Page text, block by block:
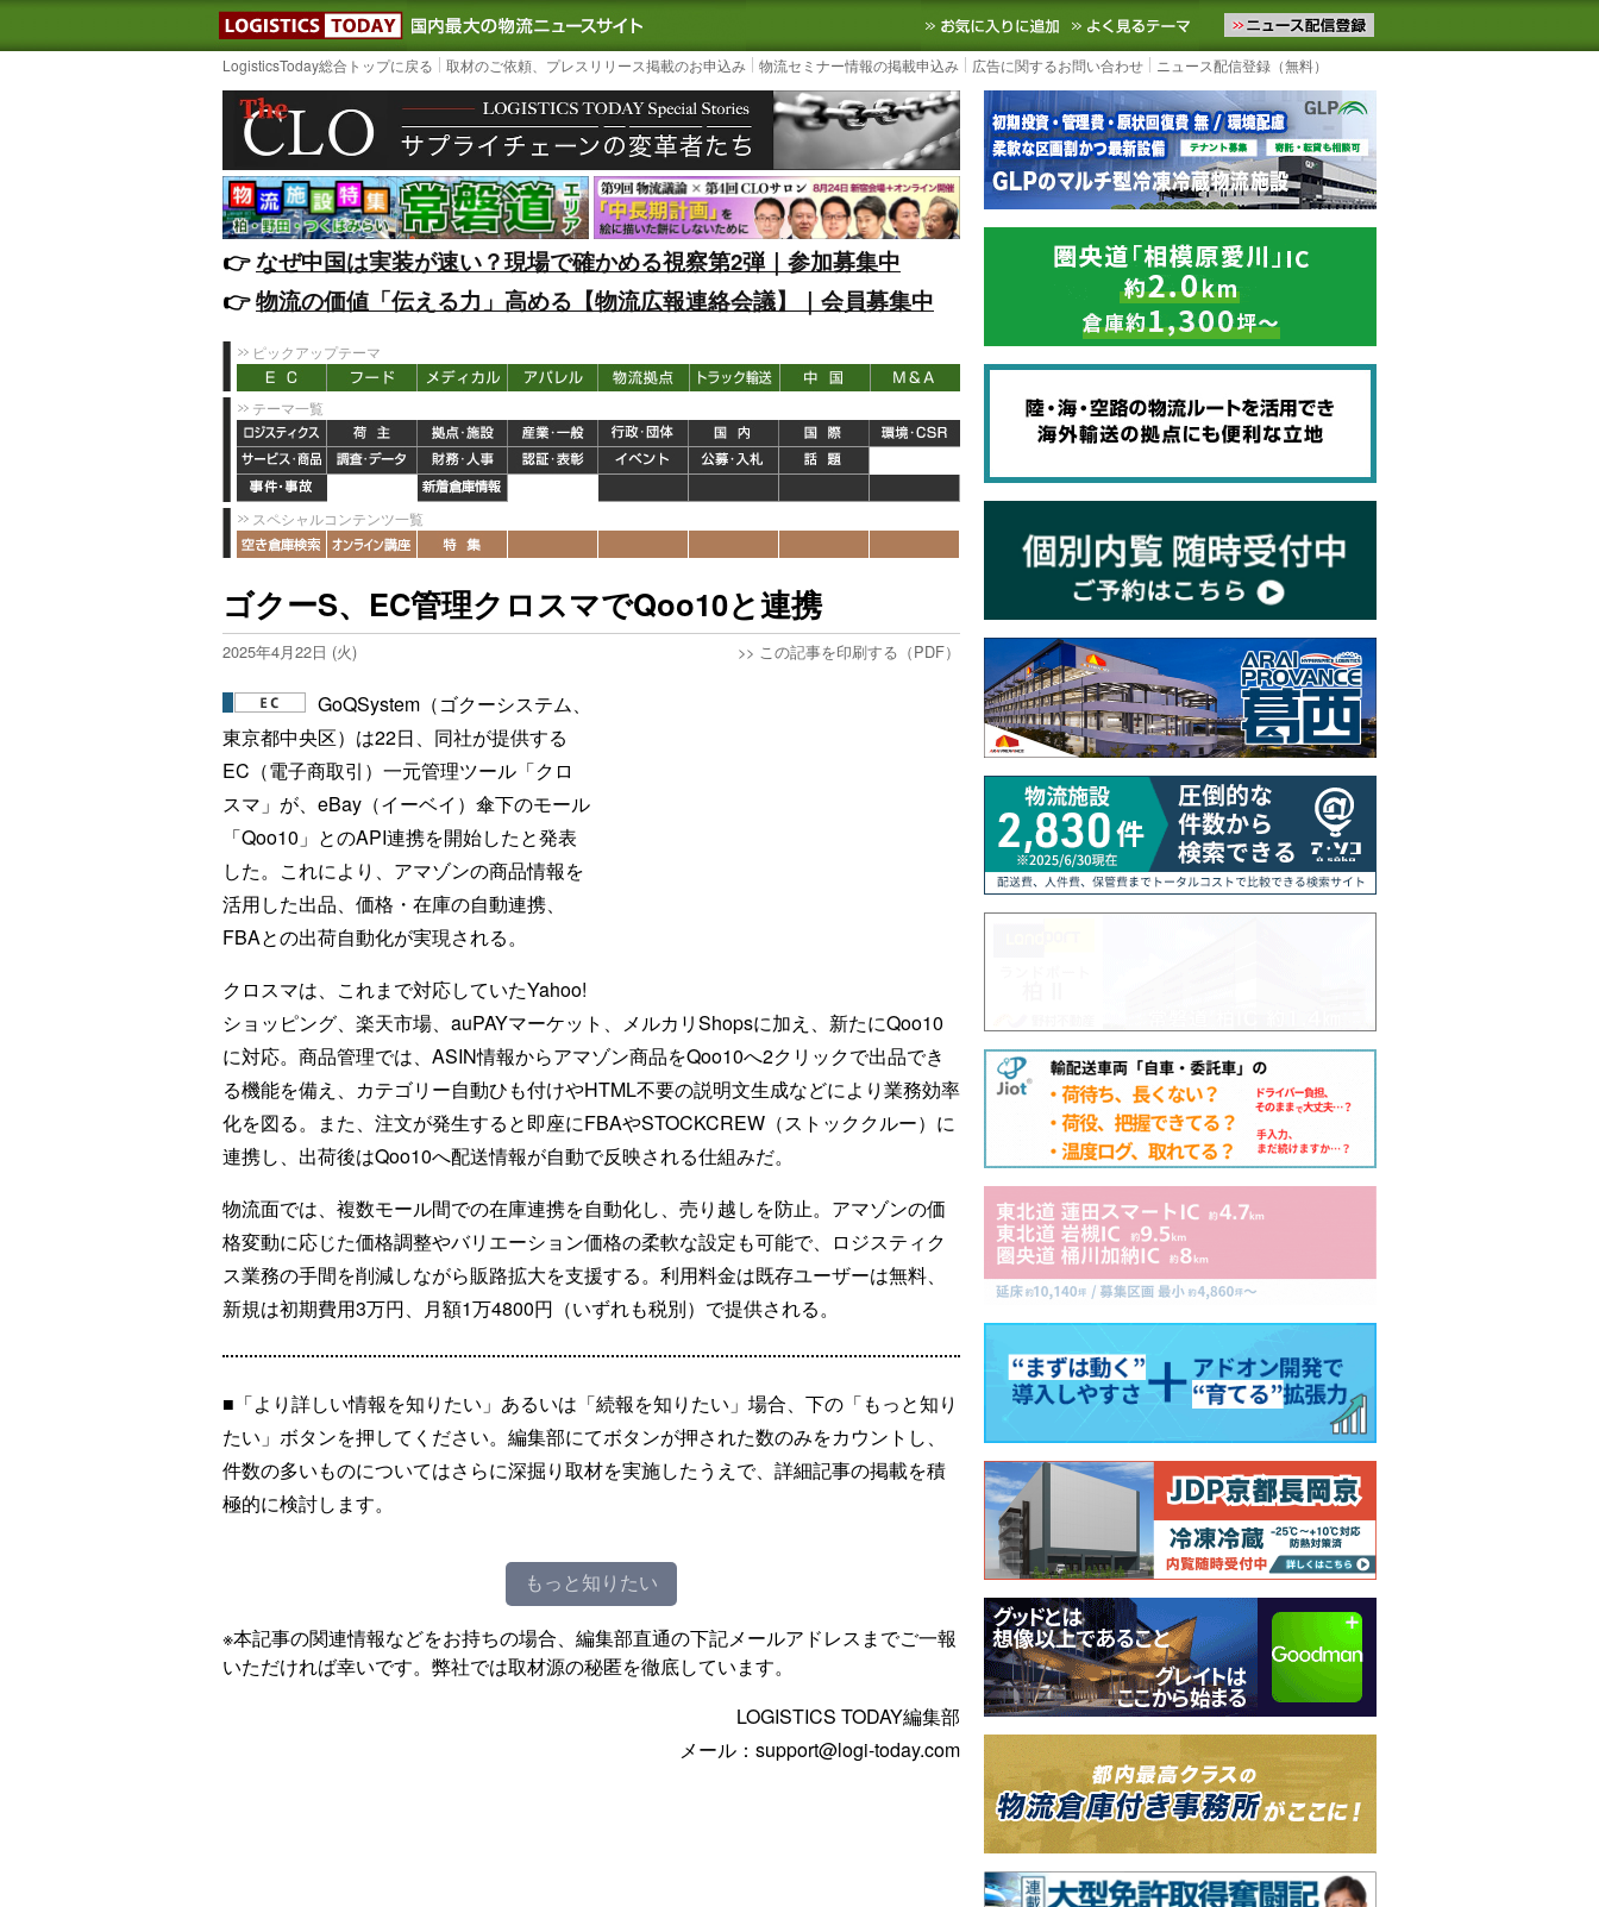
LOGISTICS TODAY｜国内最大の物流ニュースサイト3PL, SCMなど国内外の最新の物流ニュースをお届けします。物流ニュースメール配信を登録す
お気に入りに追加 よく見るテーマ
LogisticsToday総合トップに戻る 取材のご依頼、プレスリリース掲載のお申込み 物流セミナー情報の掲載申込み 広告に関するお問い合わせ ニュース配信登録（無料）
👉️なぜ中国は実装が速い？現場で確かめる視察第2弾｜参加募集中
👉️物流の価値「伝える力」高める【物流広報連絡会議】｜会員募集中
ピックアップテーマ
テーマ一覧
スペシャルコンテンツ一覧
ゴクーS、EC管理クロスマでQoo10と連携
2025年4月22日 (火) >> この記事を印刷する（PDF）
GoQSystem（ゴクーシステム、
東京都中央区）は22日、同社が提供する
EC（電子商取引）一元管理ツール「クロ
スマ」が、eBay（イーベイ）傘下のモール
「Qoo10」とのAPI連携を開始したと発表
した。これにより、アマゾンの商品情報を
活用した出品、価格・在庫の自動連携、
FBAとの出荷自動化が実現される。
クロスマは、これまで対応していたYahoo!
ショッピング、楽天市場、auPAYマーケット、メルカリShopsに加え、新たにQoo10
に対応。商品管理では、ASIN情報からアマゾン商品をQoo10へ2クリックで出品でき
る機能を備え、カテゴリー自動ひも付けやHTML不要の説明文生成などにより業務効率
化を図る。また、注文が発生すると即座にFBAやSTOCKCREW（ストッククルー）に
連携し、出荷後はQoo10へ配送情報が自動で反映される仕組みだ。
物流面では、複数モール間での在庫連携を自動化し、売り越しを防止。アマゾンの価
格変動に応じた価格調整やバリエーション価格の柔軟な設定も可能で、ロジスティク
ス業務の手間を削減しながら販路拡大を支援する。利用料金は既存ユーザーは無料、
新規は初期費用3万円、月額1万4800円（いずれも税別）で提供される。
■「より詳しい情報を知りたい」あるいは「続報を知りたい」場合、下の「もっと知り
たい」ボタンを押してください。編集部にてボタンが押された数のみをカウントし、
件数の多いものについてはさらに深掘り取材を実施したうえで、詳細記事の掲載を積
極的に検討します。
もっと知りたい
※本記事の関連情報などをお持ちの場合、編集部直通の下記メールアドレスまでご一報
いただければ幸いです。弊社では取材源の秘匿を徹底しています。
LOGISTICS TODAY編集部
メール：support@logi-today.com